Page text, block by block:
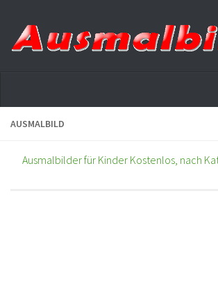
Startseite
AUSMALBILD
Ausmalbilder für Kinder Kostenlos, nach